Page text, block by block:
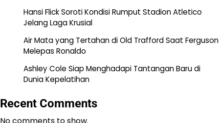
Hansi Flick Soroti Kondisi Rumput Stadion Atletico
Jelang Laga Krusial
Air Mata yang Tertahan di Old Trafford Saat Ferguson
Melepas Ronaldo
Ashley Cole Siap Menghadapi Tantangan Baru di
Dunia Kepelatihan
Recent Comments
No comments to show.